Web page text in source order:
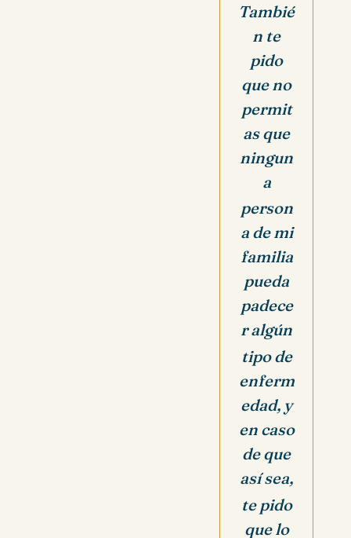
Tambié
n te
pido
que no
permit
as que
ningun
a
person
a de mi
familia
pueda
padece
r algún
tipo de
enferm
edad, y
en caso
de que
así sea,
te pido
que lo